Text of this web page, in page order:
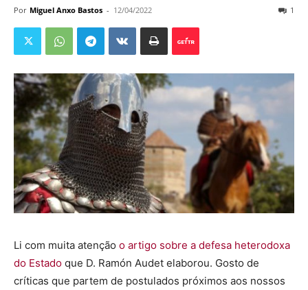
Por Miguel Anxo Bastos - 12/04/2022 1
Li com muita atenção o artigo sobre a defesa heterodoxa
do Estado que D. Ramón Audet elaborou. Gosto de
críticas que partem de postulados próximos aos nossos